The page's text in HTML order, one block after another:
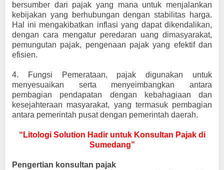
bersumber dari pajak yang mana untuk menjalankan
kebijakan yang berhubungan dengan stabilitas harga.
Hal ini mengakibatkan inflasi yang dapat dikendalikan,
dengan cara mengatur peredaran uang dimasyarakat,
pemungutan pajak, pengenaan pajak yang efektif dan
efisien.
4.
Fungsi Pemerataan, pajak digunakan untuk
menyesuaikan serta menyeimbangkan antara
pembagian pendapatan dengan kebahagiaan dan
kesejahteraan masyarakat, yang termasuk pembagian
antara pemerintah pusat dengan pemerintah daerah.
“Litologi Solution Hadir untuk Konsultan Pajak di
Sumedang”
Pengertian konsultan pajak